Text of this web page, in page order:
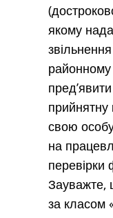
якому
прийнятну
свою
на
Зауважте,
за класом